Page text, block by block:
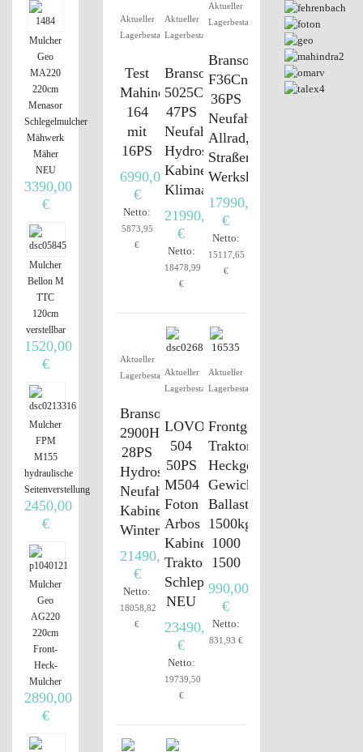
Aktueller
Lagerbestand
Test
Mahindra
164
mit
16PS
6990,00
€
Netto:
5873,95
€
Aktueller
Lagerbestand
Branson
5025CH
47PS
Neufahrzeug,
Hydrostat,
Kabine,
Klimaanlage
21990,00
€
Netto:
18478,99
€
Aktueller
Lagerbestand
Branson
F36Cn
36PS
Neufahrzeug,
Allrad,
Straßenzulassung,
Werkskabine
17990,00
€
Netto:
15117,65
€
Aktueller
Lagerbestand
Branson
2900H
28PS
Hydrostat,
Neufahrzeug,
Kabine,
Winterdienst
21490,00
€
Netto:
18058,82
€
Aktueller
Lagerbestand
LOVOL
504
50PS
M504
Foton
Arbos
Kabine
Traktor
Schlepper
NEU
23490,00
€
Netto:
19739,50
€
Aktueller
Lagerbestand
Frontgewicht
Traktor
Heckgewicht
Gewicht
Ballast
1500kg
1000
1500
990,00
€
Netto:
831,93 €
Mulcher
Geo
MA220
220cm
Menasor
Schlegelmulcher
Mähwerk
Mäher
NEU
3390,00
€
Mulcher
Bellon M
TTC
120cm
verstellbar
1520,00
€
Mulcher
FPM
M155
hydraulische
Seitenverstellung
2450,00
€
Mulcher
Geo
AG220
220cm
Front-
Heck-
Mulcher
2890,00
€